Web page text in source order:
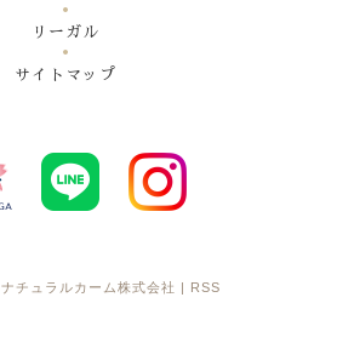
リーガル
サイトマップ
ナチュラルカーム株式会社 RSS